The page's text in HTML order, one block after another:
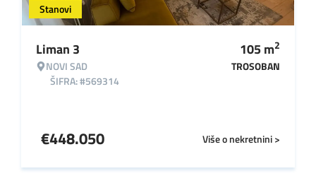
Stanovi
Liman 3
NOVI SAD
ŠIFRA: #569314
105m2
TROSOBAN
Više o nekretnini >
€448.050